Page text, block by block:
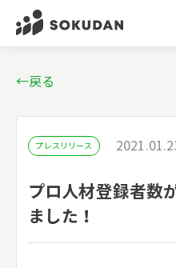
←戻る
プレスリリース
プロ人材登録者数
ました！